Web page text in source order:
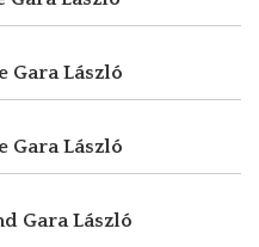
Gara László
Gara László
Gara László